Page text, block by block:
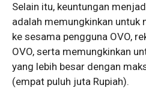
Selain itu, keuntungan
adalah memungkinkan untuk
ke sesama pengguna OVO,
OVO, serta memungkinkan
yang lebih besar dengan
(empat puluh juta Rupiah).